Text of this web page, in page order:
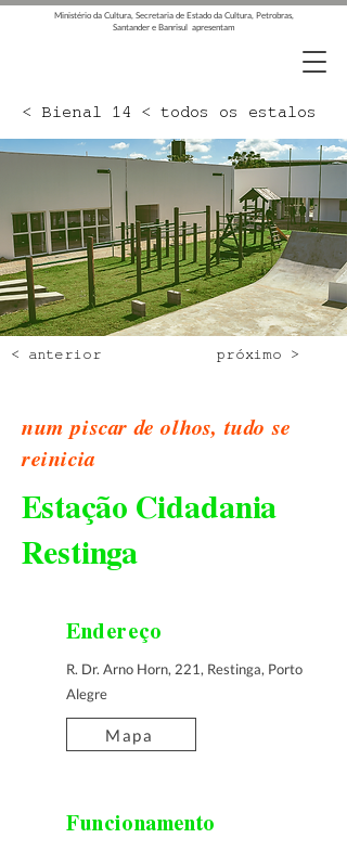
Ministério da Cultura, Secretaria de Estado da Cultura, Petrobras,
Santander e Banrisul apresentam
< Bienal 14 < todos os estalos
< anterior próximo >
num piscar de olhos, tudo se
reinicia
Estação Cidadania
Restinga
Endereço
R. Dr. Arno Horn, 221, Restinga, Porto
Alegre
Mapa
Funcionamento